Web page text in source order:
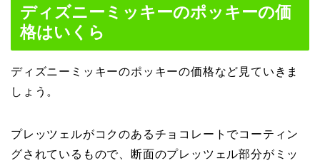
ディズニーミッキーのポッキーの価
格はいくら
ディズニーミッキーのポッキーの価格など見ていきま
しょう。
プレッツェルがコクのあるチョコレートでコーティン
グされているもので、断面のプレッツェル部分がミッ